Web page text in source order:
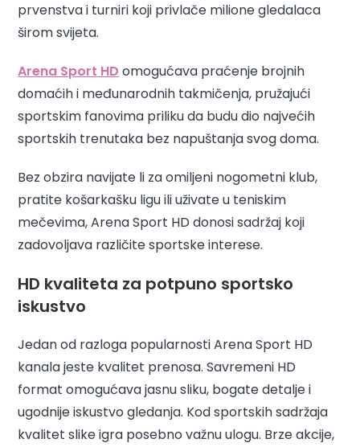
prvenstva i turniri koji privlače milione gledalaca
širom svijeta.
Arena Sport HD omogućava praćenje brojnih
domaćih i međunarodnih takmičenja, pružajući
sportskim fanovima priliku da budu dio najvećih
sportskih trenutaka bez napuštanja svog doma.
Bez obzira navijate li za omiljeni nogometni klub,
pratite košarkašku ligu ili uživate u teniskim
mečevima, Arena Sport HD donosi sadržaj koji
zadovoljava različite sportske interese.
HD kvaliteta za potpuno sportsko
iskustvo
Jedan od razloga popularnosti Arena Sport HD
kanala jeste kvalitet prenosa. Savremeni HD
format omogućava jasnu sliku, bogate detalje i
ugodnije iskustvo gledanja. Kod sportskih sadržaja
kvalitet slike igra posebno važnu ulogu. Brze akcije,